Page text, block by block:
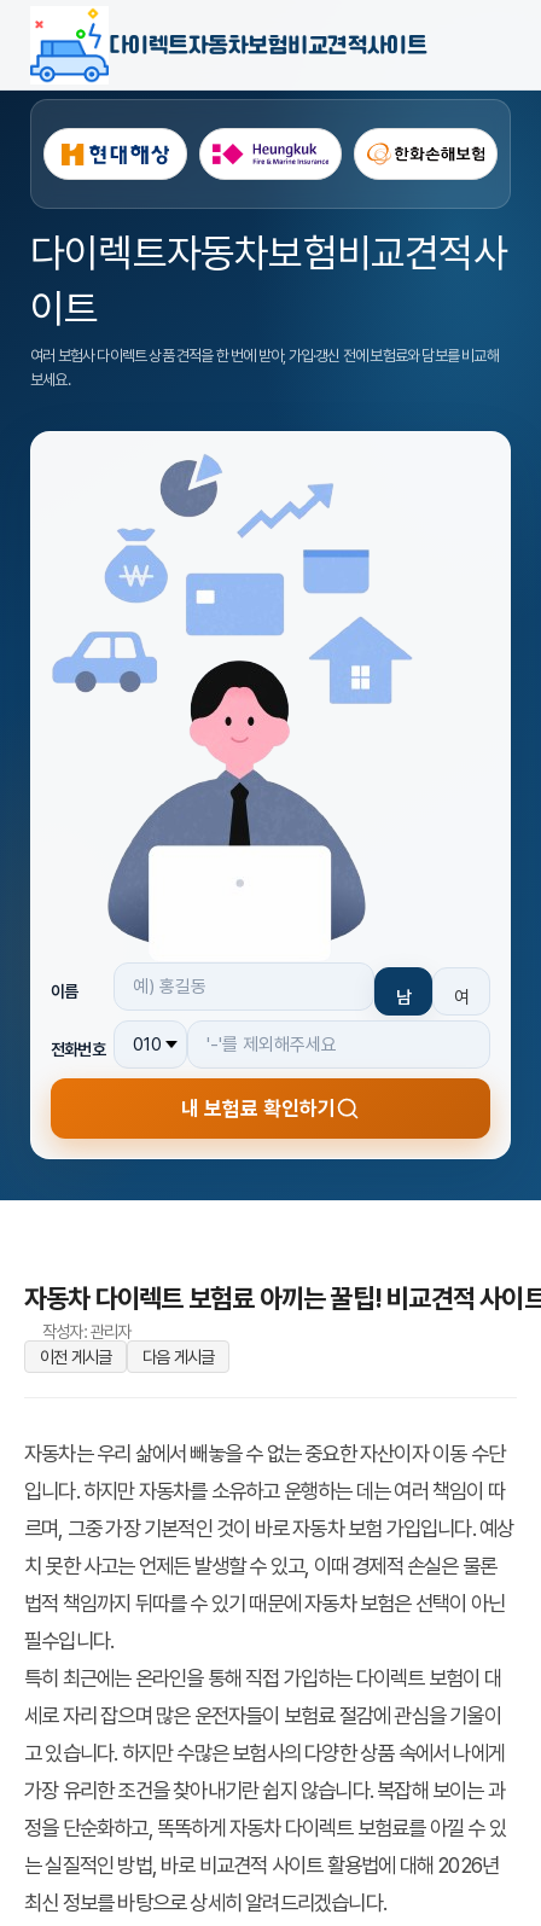
다이렉트자동차보험비교견적사이트
다이렉트자동차보험비교견적사
이트
여러 보험사 다이렉트 상품 견적을 한 번에 받아, 가입·갱신 전에 보험료와 담보를 비교해
보세요.
이름 남 여
전화번호
내 보험료 확인하기
자동차 다이렉트 보험료 아끼는 꿀팁! 비교견적 사
작성자: 관리자
이전 게시글
다음 게시글
자동차는 우리 삶에서 빼놓을 수 없는 중요한 자산이자 이동 수단
입니다. 하지만 자동차를 소유하고 운행하는 데는 여러 책임이 따
르며, 그중 가장 기본적인 것이 바로 자동차 보험 가입입니다. 예상
치 못한 사고는 언제든 발생할 수 있고, 이때 경제적 손실은 물론
법적 책임까지 뒤따를 수 있기 때문에 자동차 보험은 선택이 아닌
필수입니다.
특히 최근에는 온라인을 통해 직접 가입하는 다이렉트 보험이 대
세로 자리 잡으며 많은 운전자들이 보험료 절감에 관심을 기울이
고 있습니다. 하지만 수많은 보험사의 다양한 상품 속에서 나에게
가장 유리한 조건을 찾아내기란 쉽지 않습니다. 복잡해 보이는 과
정을 단순화하고, 똑똑하게 자동차 다이렉트 보험료를 아낄 수 있
는 실질적인 방법, 바로비교견적 사이트 활용법에 대해 2026년
최신 정보를 바탕으로 상세히 알려드리겠습니다.